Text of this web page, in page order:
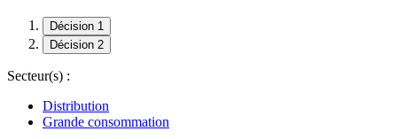
Décision 1
Décision 2
Secteur(s) :
Distribution
Grande consommation